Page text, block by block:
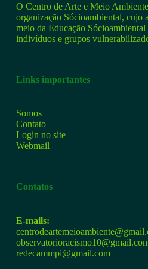
O Centro de Arte e Meio
organização Sócioambiental, cujo
meio da Educação
indivíduos e grupos
Links importantes
Somos
Contato
Login no site
Webmail
Contatos
E-mails:
redecammpi@gmail.com